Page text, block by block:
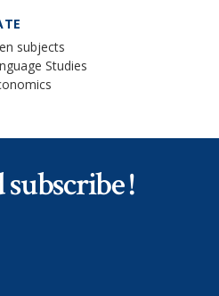
subjects
Studies
!